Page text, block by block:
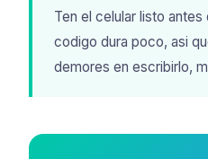
Ten el celular listo antes
codigo dura poco, asi
demores en escribirlo,